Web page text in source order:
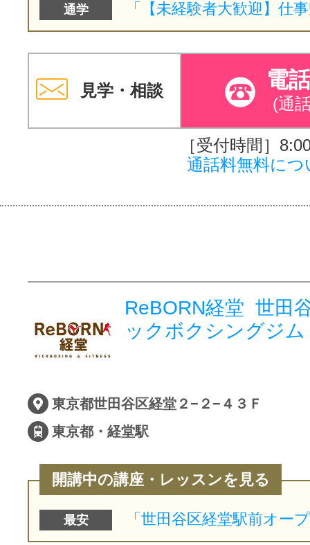
通学
見学・相談 電
(通
［受付時間］
通話料無料につ
ReBORN経堂 世田
ックボクシングジム
東京都世田谷区経堂２−２−４３Ｆ
東京都・経堂駅
開講中の講座・レッスンを見る
最安